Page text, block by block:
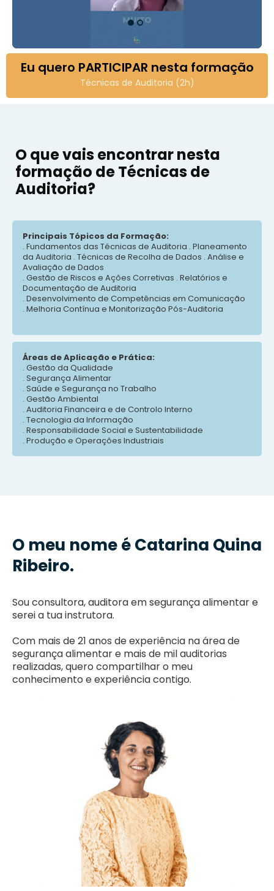
Eu quero PARTICIPAR nesta formação
Técnicas de Auditoria (2h)
O que vais encontrar nesta
formação de Técnicas de
Auditoria?
Principais Tópicos da Formação:
. Fundamentos das Técnicas de Auditoria . Planeamento
da Auditoria . Técnicas de Recolha de Dados . Análise e
Avaliação de Dados
. Gestão de Riscos e Ações Corretivas . Relatórios e
Documentação de Auditoria
. Desenvolvimento de Competências em Comunicação
. Melhoria Contínua e Monitorização Pós-Auditoria
Áreas de Aplicação e Prática:
. Gestão da Qualidade
. Segurança Alimentar
. Saúde e Segurança no Trabalho
. Gestão Ambiental
. Auditoria Financeira e de Controlo Interno
. Tecnologia da Informação
. Responsabilidade Social e Sustentabilidade
. Produção e Operações Industriais
O meu nome é Catarina Quina
Ribeiro.
Sou consultora, auditora em segurança alimentar e
serei a tua instrutora.
Com mais de 21 anos de experiência na área de
segurança alimentar e mais de mil auditorias
realizadas, quero compartilhar o meu
conhecimento e experiência contigo.